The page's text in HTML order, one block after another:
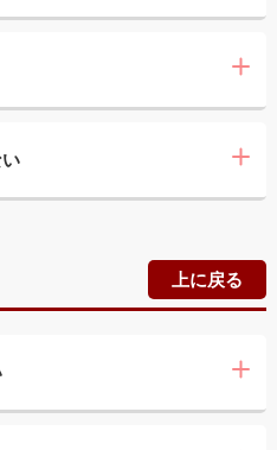
上に戻る